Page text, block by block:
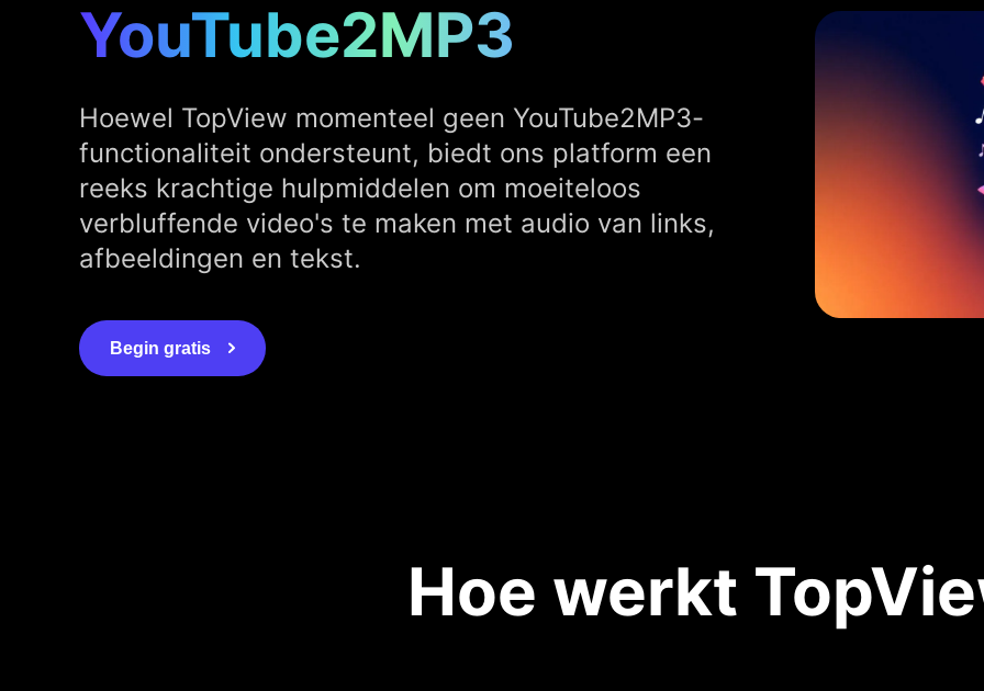
YouTube2MP3
Hoewel TopView momenteel geen YouTube2MP3-
functionaliteit ondersteunt, biedt ons platform een
reeks krachtige hulpmiddelen om moeiteloos
verbluffende video's te maken met audio van links,
afbeeldingen en tekst.
Begin gratis
Hoe werkt